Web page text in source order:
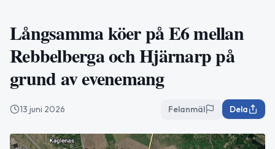
Långsamma köer på E6 mellan
Rebbelberga och Hjärnarp på
grund av evenemang
13 juni 2026 Felanmäl Dela